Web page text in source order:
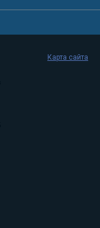
Карта сайта